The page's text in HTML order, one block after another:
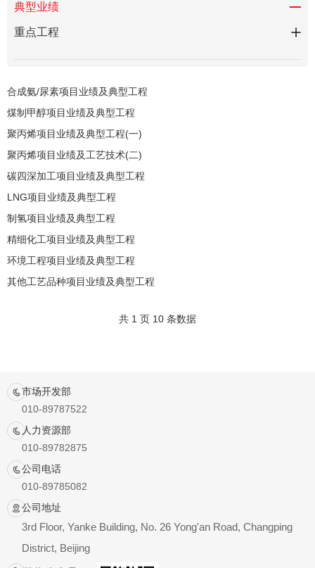
典型业绩
重点工程
合成氨/尿素项目业绩及典型工程
煤制甲醇项目业绩及典型工程
聚丙烯项目业绩及典型工程(一)
聚丙烯项目业绩及工艺技术(二)
碳四深加工项目业绩及典型工程
LNG项目业绩及典型工程
制氢项目业绩及典型工程
精细化工项目业绩及典型工程
环境工程项目业绩及典型工程
其他工艺品种项目业绩及典型工程
共 1 页 10 条数据
市场开发部
010-89787522
人力资源部
010-89782875
公司电话
010-89785082
公司地址
3rd Floor, Yanke Building, No. 26 Yong'an Road, Changping
District, Beijing